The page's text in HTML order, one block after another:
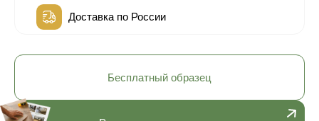
Доставка по России
Бесплатный образец